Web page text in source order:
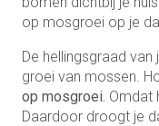
op mosgroei op je
De hellingsgraad
groei van mossen.
op mosgroei. Omdat
Daardoor droogt je